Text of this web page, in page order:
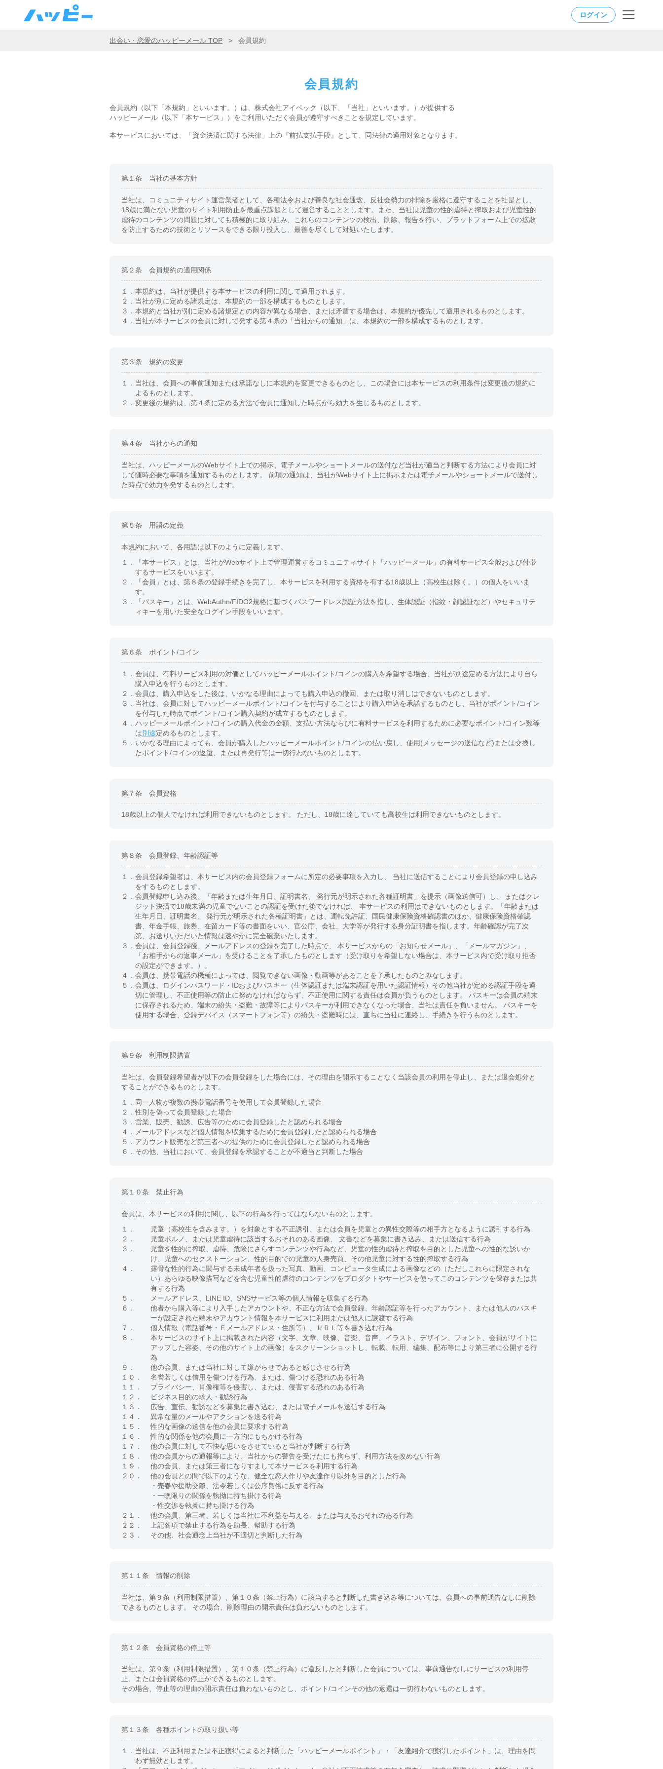
ログイン
出会い・恋愛のハッピーメール TOP > 会員規約
会員規約
会員規約（以下「本規約」といいます。）は、株式会社アイベック（以下、「当社」といいます。）が提供する
ハッピーメール（以下「本サービス」）をご利用いただく会員が遵守すべきことを規定しています。
本サービスにおいては、「資金決済に関する法律」上の『前払支払手段』として、同法律の適用対象となります。
第１条 当社の基本方針
当社は、コミュニティサイト運営業者として、各種法令および善良な社会通念、反社会勢力の排除を厳格に遵守することを社是とし、
18歳に満たない児童のサイト利用防止を最重点課題として運営することとします。また、当社は児童の性的虐待と搾取および児童性的
虐待のコンテンツの問題に対しても積極的に取り組み、これらのコンテンツの検出、削除、報告を行い、プラットフォーム上での拡散
を防止するための技術とリソースをできる限り投入し、最善を尽くして対処いたします。
第２条 会員規約の適用関係
１． 本規約は、当社が提供する本サービスの利用に関して適用されます。
２． 当社が別に定める諸規定は、本規約の一部を構成するものとします。
３． 本規約と当社が別に定める諸規定との内容が異なる場合、または矛盾する場合は、本規約が優先して適用されるものとします。
４． 当社が本サービスの会員に対して発する第４条の「当社からの通知」は、本規約の一部を構成するものとします。
第３条 規約の変更
１． 当社は、会員への事前通知または承諾なしに本規約を変更できるものとし、この場合には本サービスの利用条件は変更後の規約に
よるものとします。
２． 変更後の規約は、第４条に定める方法で会員に通知した時点から効力を生じるものとします。
第４条 当社からの通知
当社は、ハッピーメールのWebサイト上での掲示、電子メールやショートメールの送付など当社が適当と判断する方法により会員に対
して随時必要な事項を通知するものとします。 前項の通知は、当社がWebサイト上に掲示または電子メールやショートメールで送付し
た時点で効力を発するものとします。
第５条 用語の定義
本規約において、各用語は以下のように定義します。
１．
「本サービス」とは、当社がWebサイト上で管理運営するコミュニティサイト「ハッピーメール」の有料サービス全般および付帯
するサービスをいいます。
２．
「会員」とは、第８条の登録手続きを完了し、本サービスを利用する資格を有する18歳以上（高校生は除く。）の個人をいいま
す。
３．
「パスキー」とは、WebAuthn/FIDO2規格に基づくパスワードレス認証方法を指し、生体認証（指紋・顔認証など）やセキュリテ
ィキーを用いた安全なログイン手段をいいます。
第６条 ポイント/コイン
１． 会員は、有料サービス利用の対価としてハッピーメールポイント/コインの購入を希望する場合、当社が別途定める方法により自ら
購入申込を行うものとします。
２． 会員は、購入申込をした後は、いかなる理由によっても購入申込の撤回、または取り消しはできないものとします。
３． 当社は、会員に対してハッピーメールポイント/コインを付与することにより購入申込を承諾するものとし、当社がポイント/コイン
を付与した時点でポイント/コイン購入契約が成立するものとします。
４． ハッピーメールポイント/コインの購入代金の金額、支払い方法ならびに有料サービスを利用するために必要なポイント/コイン数等
は別途定めるものとします。
５． いかなる理由によっても、会員が購入したハッピーメールポイント/コインの払い戻し、使用(メッセージの送信など)または交換し
たポイント/コインの返還、または再発行等は一切行わないものとします。
第７条 会員資格
18歳以上の個人でなければ利用できないものとします。 ただし、18歳に達していても高校生は利用できないものとします。
第８条 会員登録、年齢認証等
１． 会員登録希望者は、本サービス内の会員登録フォームに所定の必要事項を入力し、 当社に送信することにより会員登録の申し込み
をするものとします。
２． 会員登録申し込み後、「年齢または生年月日、証明書名、 発行元が明示された各種証明書」を提示（画像送信可）し、 またはクレ
ジット決済で18歳未満の児童でないことの認証を受けた後でなければ、 本サービスの利用はできないものとします。「年齢または
生年月日、証明書名、 発行元が明示された各種証明書」とは、運転免許証、国民健康保険資格確認書のほか、健康保険資格確認
書、年金手帳、旅券、在留カード等の書面をいい、官公庁、会社、大学等が発行する身分証明書を指します。年齢確認が完了次
第、お送りいただいた情報は速やかに完全破棄いたします。
３． 会員は、会員登録後、メールアドレスの登録を完了した時点で、 本サービスからの「お知らせメール」、「メールマガジン」、
「お相手からの返事メール」を受けることを了承したものとします（受け取りを希望しない場合は、本サービス内で受け取り拒否
の設定ができます。）。
４． 会員は、携帯電話の機種によっては、閲覧できない画像・動画等があることを了承したものとみなします。
５． 会員は、ログインパスワード・IDおよびパスキー（生体認証または端末認証を用いた認証情報）その他当社が定める認証手段を適
切に管理し、不正使用等の防止に努めなければならず、不正使用に関する責任は会員が負うものとします。 パスキーは会員の端末
に保存されるため、端末の紛失・盗難・故障等によりパスキーが利用できなくなった場合、当社は責任を負いません。 パスキーを
使用する場合、登録デバイス（スマートフォン等）の紛失・盗難時には、直ちに当社に連絡し、手続きを行うものとします。
第９条 利用制限措置
当社は、会員登録希望者が以下の会員登録をした場合には、その理由を開示することなく当該会員の利用を停止し、または退会処分と
することができるものとします。
１． 同一人物が複数の携帯電話番号を使用して会員登録した場合
２．性別を偽って会員登録した場合
３． 営業、販売、勧誘、広告等のために会員登録したと認められる場合
４．
メールアドレスなど個人情報を収集するために会員登録したと認められる場合
５． アカウント販売など第三者への提供のために会員登録したと認められる場合
６． その他、当社において、会員登録を承認することが不適当と判断した場合
第１０条 禁止行為
会員は、本サービスの利用に関し、以下の行為を行ってはならないものとします。
１．
児童（高校生を含みます。）を対象とする不正誘引、または会員を児童との異性交際等の相手方となるように誘引する行為
２．
児童ポルノ、または児童虐待に該当するおそれのある画像、 文書などを募集に書き込み、または送信する行為
３．
児童を性的に搾取、虐待、危険にさらすコンテンツや行為など、児童の性的虐待と搾取を目的とした児童への性的な誘いか
け、児童へのセクストーション、性的目的での児童の人身売買、その他児童に対する性的搾取する行為
４．
露骨な性的行為に関与する未成年者を扱った写真、動画、コンピュータ生成による画像などの（ただしこれらに限定されな
い）あらゆる映像描写などを含む児童性的虐待のコンテンツをプロダクトやサービスを使ってこのコンテンツを保存または共
有する行為
５．
メールアドレス、LINE ID、SNSサービス等の個人情報を収集する行為
６．
他者から購入等により入手したアカウントや、不正な方法で会員登録、年齢認証等を行ったアカウント、または他人のパスキ
ーが設定された端末やアカウント情報を本サービスに利用または他人に譲渡する行為
７．
個人情報（電話番号・Ｅメールアドレス・住所等）、ＵＲＬ等を書き込む行為
８．
本サービスのサイト上に掲載された内容（文字、文章、映像、音楽、音声、イラスト、デザイン、フォント、会員がサイトに
アップした容姿、その他のサイト上の画像）をスクリーンショットし、転載、転用、編集、配布等により第三者に公開する行
為
９．
他の会員、または当社に対して嫌がらせであると感じさせる行為
１０．
名誉若しくは信用を傷つける行為、または、傷つける恐れのある行為
１１．
プライバシー、肖像権等を侵害し、または、侵害する恐れのある行為
１２．
ビジネス目的の求人・勧誘行為
１３．
広告、宣伝、勧誘などを募集に書き込む、または電子メールを送信する行為
１４．
異常な量のメールやアクションを送る行為
１５．
性的な画像の送信を他の会員に要求する行為
１６．
性的な関係を他の会員に一方的にもちかける行為
１７．
他の会員に対して不快な思いをさせていると当社が判断する行為
１８．
他の会員からの通報等により、当社からの警告を受けたにも拘らず、利用方法を改めない行為
１９．
他の会員、または第三者になりすまして本サービスを利用する行為
２０．
他の会員との間で以下のような、健全な恋人作りや友達作り以外を目的とした行為
・売春や援助交際、法令若しくは公序良俗に反する行為
・一晩限りの関係を執拗に持ち掛ける行為
・性交渉を執拗に持ち掛ける行為
２１．
他の会員、第三者、若しくは当社に不利益を与える、または与えるおそれのある行為
２２．
上記各項で禁止する行為を助長、幇助する行為
２３．
その他、社会通念上当社が不適切と判断した行為
第１１条 情報の削除
当社は、第９条（利用制限措置）、第１０条（禁止行為）に該当すると判断した書き込み等については、会員への事前通告なしに削除
できるものとします。 その場合、削除理由の開示責任は負わないものとします。
第１２条 会員資格の停止等
当社は、第９条（利用制限措置）、第１０条（禁止行為）に違反したと判断した会員については、事前通告なしにサービスの利用停
止、または会員資格の停止ができるものとします。
その場合、停止等の理由の開示責任は負わないものとし、ポイント/コインその他の返還は一切行わないものとします。
第１３条 各種ポイントの取り扱い等
１． 当社は、不正利用または不正獲得によると判断した「ハッピーメールポイント」・「友達紹介で獲得したポイント」は、理由を問
わず無効とします。